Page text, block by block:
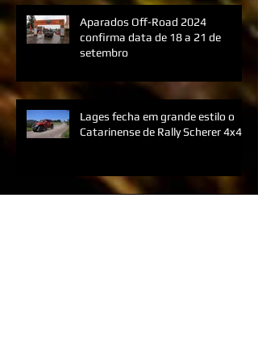
do Aparados Off-Road 2024
Aparados Off-Road 2024
confirma data de 18 a 21 de
setembro
Lages fecha em grande estilo o
Catarinense de Rally Scherer 4x4